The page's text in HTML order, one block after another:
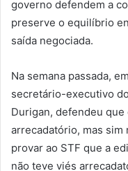
governo defendem a
preserve o equilíbrio
saída negociada.
Na semana passada,
secretário-executivo
Durigan, defendeu
arrecadatório, mas sim
provar ao STF que a
não teve viés